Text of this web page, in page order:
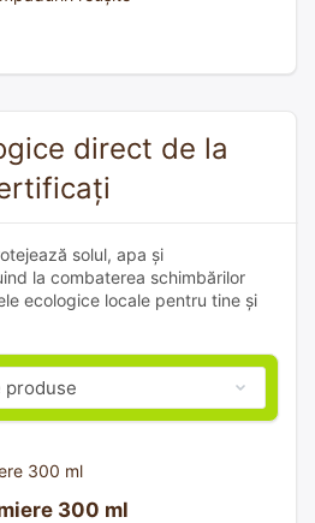
direct de la
solul, apa și
la combaterea schimbărilor
ecologice locale pentru tine și
300 ml